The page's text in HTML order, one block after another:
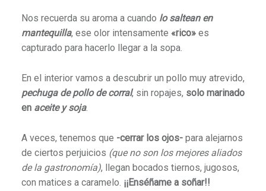
Nos recuerda su aroma a cuando lo saltean en
mantequilla, ese olor intensamente «rico»es
capturado para hacerlo llegar a la sopa.
En el interior vamos a descubrir un pollo muy atrevido,
pechuga de pollo de corral, sin ropajes, solo marinado
en aceite y soja.
A veces, tenemos que -cerrar los ojos-para alejarnos
de ciertos perjuicios (que no son los mejores aliados
de la gastronomía), llegan bocados tiernos, jugosos,
con matices a caramelo. ¡¡Enséñame a soñar!!